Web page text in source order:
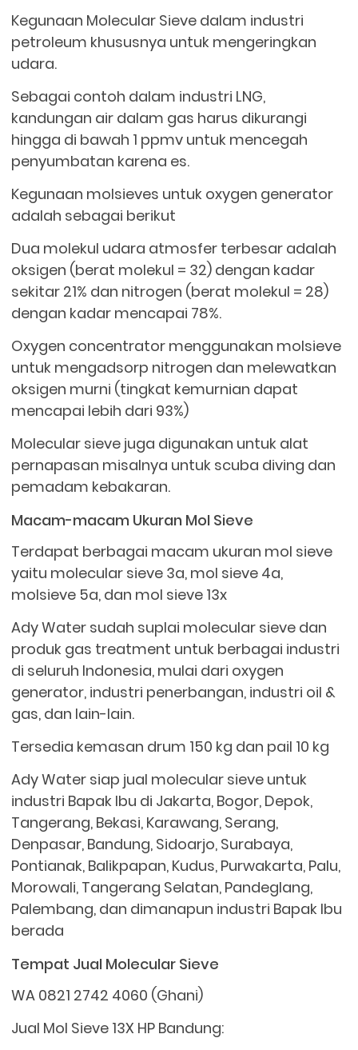
Kegunaan Molecular Sieve dalam industri
petroleum khususnya untuk mengeringkan
udara.
Sebagai contoh dalam industri LNG,
kandungan air dalam gas harus dikurangi
hingga di bawah 1 ppmv untuk mencegah
penyumbatan karena es.
Kegunaan molsieves untuk oxygen generator
adalah sebagai berikut
Dua molekul udara atmosfer terbesar adalah
oksigen (berat molekul = 32) dengan kadar
sekitar 21% dan nitrogen (berat molekul = 28)
dengan kadar mencapai 78%.
Oxygen concentrator menggunakan molsieve
untuk mengadsorp nitrogen dan melewatkan
oksigen murni (tingkat kemurnian dapat
mencapai lebih dari 93%)
Molecular sieve juga digunakan untuk alat
pernapasan misalnya untuk scuba diving dan
pemadam kebakaran.
Macam-macam Ukuran Mol Sieve
Terdapat berbagai macam ukuran mol sieve
yaitu molecular sieve 3a, mol sieve 4a,
molsieve 5a, dan mol sieve 13x
Ady Water sudah suplai molecular sieve dan
produk gas treatment untuk berbagai industri
di seluruh Indonesia, mulai dari oxygen
generator, industri penerbangan, industri oil &
gas, dan lain-lain.
Tersedia kemasan drum 150 kg dan pail 10 kg
Ady Water siap jual molecular sieve untuk
industri Bapak Ibu di Jakarta, Bogor, Depok,
Tangerang, Bekasi, Karawang, Serang,
Denpasar, Bandung, Sidoarjo, Surabaya,
Pontianak, Balikpapan, Kudus, Purwakarta, Palu,
Morowali, Tangerang Selatan, Pandeglang,
Palembang, dan dimanapun industri Bapak Ibu
berada
Tempat Jual Molecular Sieve
WA 0821 2742 4060 (Ghani)
Jual Mol Sieve 13X HP Bandung: